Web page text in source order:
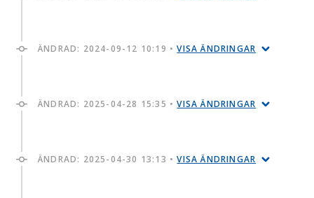
ÄNDRAD: 2024-09-12 10:19 •VISA ÄNDRINGAR
ÄNDRAD: 2025-04-28 15:35 •VISA ÄNDRINGAR
ÄNDRAD: 2025-04-30 13:13 •VISA ÄNDRINGAR